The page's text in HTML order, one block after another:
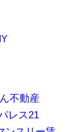
不動産
レス21